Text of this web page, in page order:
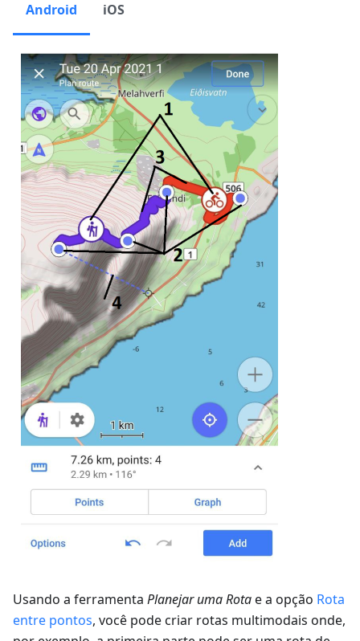
Android iOS
Usando a ferramenta Planejar uma Rotae a opção Rota
entre pontos, você pode criar rotas multimodais onde,